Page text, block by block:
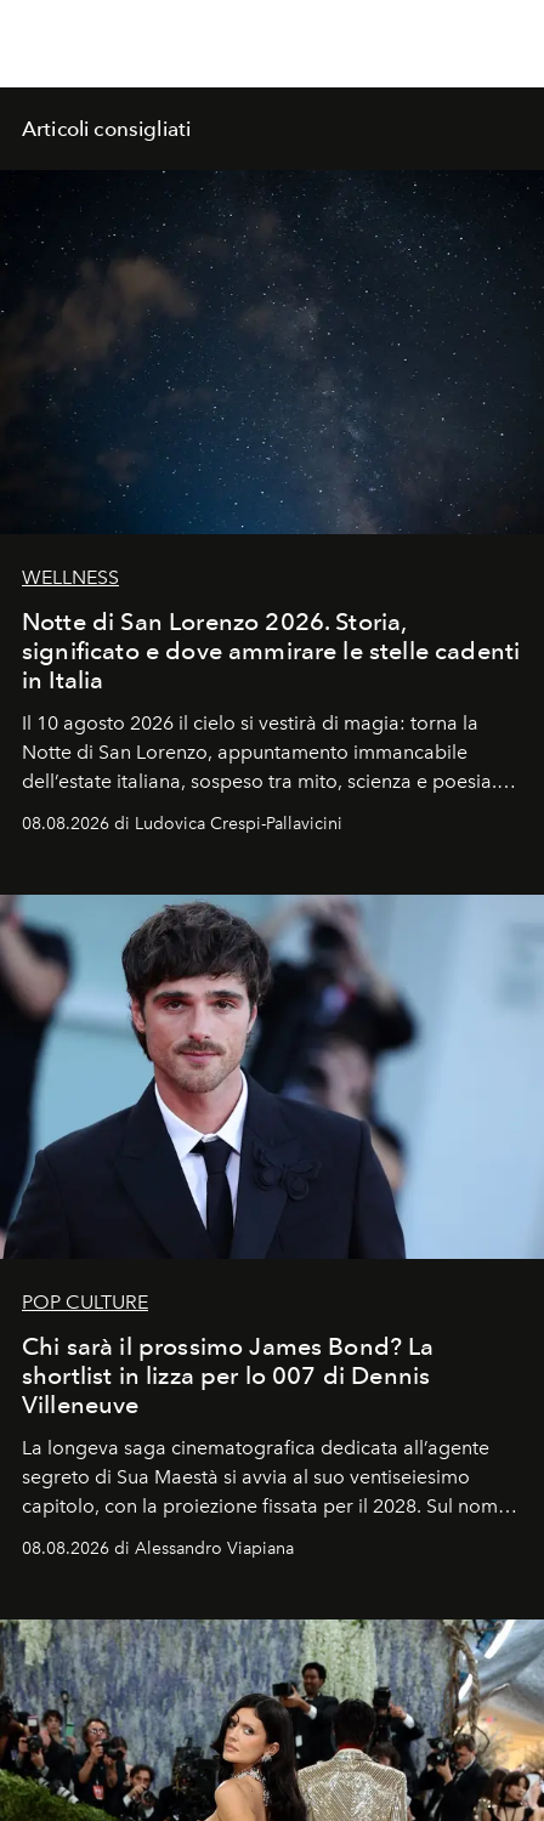
Articoli consigliati
WELLNESS
Notte di San Lorenzo 2026. Storia,
significato e dove ammirare le stelle cadenti
in Italia
Il 10 agosto 2026 il cielo si vestirà di magia: torna la
Notte di San Lorenzo, appuntamento immancabile
dell’estate italiana, sospeso tra mito, scienza e poesia.
Sarà il momento in cui gli occhi si alzano verso la volta
celeste per seguire il passaggio delle
all’universo i desideri più segreti
08.08.2026 di Ludovica Crespi-Pallavicini
POP CULTURE
Chi sarà il prossimo James Bond? La
shortlist in lizza per lo 007 di Dennis
Villeneuve
La longeva saga cinematografica dedicata all’agente
segreto di Sua Maestà si avvia al suo ventiseiesimo
capitolo, con la proiezione fissata per il 2028. Sul nome
dell’attore chiamato a raccogliere l’eredità di Daniel
Craig, però, regna ancora il più assoluto riserbo.
08.08.2026 di Alessandro Viapiana